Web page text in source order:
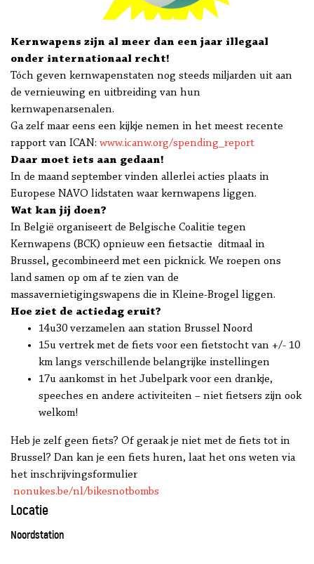
Kernwapens zijn al meer dan een jaar illegaal
onder internationaal recht!
Tóch geven kernwapenstaten nog steeds miljarden uit aan
de vernieuwing en uitbreiding van hun
kernwapenarsenalen.
Ga zelf maar eens een kijkje nemen in het meest recente
rapport van ICAN: www.icanw.org/spending_report
Daar moet iets aan gedaan!
In de maand september vinden allerlei acties plaats in
Europese NAVO lidstaten waar kernwapens liggen.
Wat kan jij doen?
In België organiseert de Belgische Coalitie tegen
Kernwapens (BCK) opnieuw een fietsactie ditmaal in
Brussel, gecombineerd met een picknick. We roepen ons
land samen op om af te zien van de
massavernietigingswapens die in Kleine-Brogel liggen.
Hoe ziet de actiedag eruit?
14u30 verzamelen aan station Brussel Noord
15u vertrek met de fiets voor een fietstocht van +/- 10
km langs verschillende belangrijke instellingen
17u aankomst in het Jubelpark voor een drankje,
speeches en andere activiteiten – niet fietsers zijn ook
welkom!
Heb je zelf geen fiets? Of geraak je niet met de fiets tot in
Brussel? Dan kan je een fiets huren, laat het ons weten via
het inschrijvingsformulier
nonukes.be/nl/bikesnotbombs
Locatie
Noordstation